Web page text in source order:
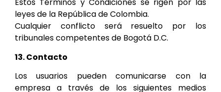
Estos Términos y Condiciones se rigen por las
leyes de la República de Colombia.
Cualquier conflicto será resuelto por los
tribunales competentes de Bogotá D.C.
13. Contacto
Los usuarios pueden comunicarse con la
empresa a través de los siguientes medios